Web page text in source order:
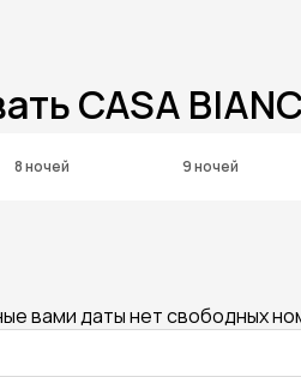
CASA
8 ночей 9 ночей
вами даты нет свободных